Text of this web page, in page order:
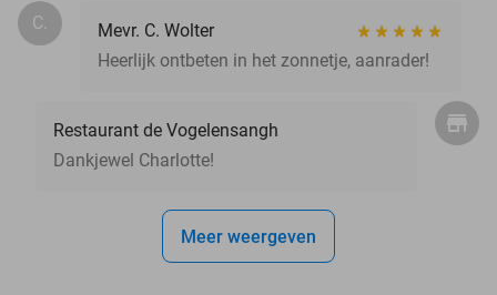
C.
Mevr. C. Wolter
Heerlijk ontbeten in het zonnetje, aanrader!
Restaurant de Vogelensangh
Dankjewel Charlotte!
Meer weergeven